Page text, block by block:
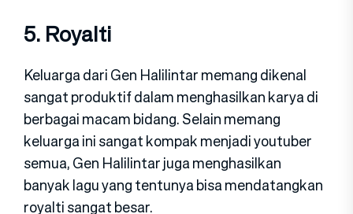
5. Royalti
Keluarga dari Gen Halilintar memang dikenal
sangat produktif dalam menghasilkan karya di
berbagai macam bidang. Selain memang
keluarga ini sangat kompak menjadi youtuber
semua, Gen Halilintar juga menghasilkan
banyak lagu yang tentunya bisa mendatangkan
royalti sangat besar.